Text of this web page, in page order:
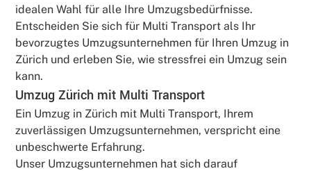
idealen Wahl für alle Ihre Umzugsbedürfnisse.
Entscheiden Sie sich für Multi Transport als Ihr
bevorzugtes Umzugsunternehmen für Ihren Umzug in
Zürich und erleben Sie, wie stressfrei ein Umzug sein
kann.
Umzug Zürich mit Multi Transport
Ein Umzug in Zürich mit Multi Transport, Ihrem
zuverlässigen Umzugsunternehmen, verspricht eine
unbeschwerte Erfahrung.
Unser Umzugsunternehmen hat sich darauf